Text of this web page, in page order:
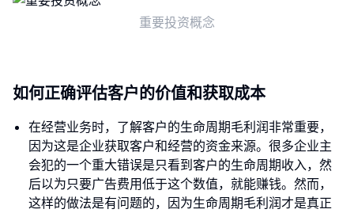
重要投资概念
如何正确评估客户的价值和获取成本
在经营业务时，了解客户的生命周期毛利润非常重要，
因为这是企业获取客户和经营的资金来源。很多企业主
会犯的一个重大错误是只看到客户的生命周期收入，然
后以为只要广告费用低于这个数值，就能赚钱。然而，
这样的做法是有问题的，因为生命周期毛利润才是真正